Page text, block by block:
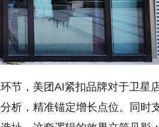
节，美团AI紧扣品牌对于卫星
析，精准锚定增长点位。同时